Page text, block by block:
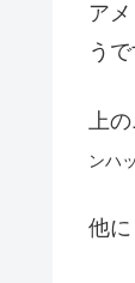
ア
うで
上
ンハ
他に